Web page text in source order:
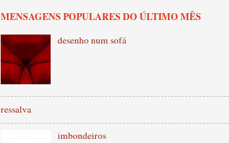
MENSAGENS POPULARES DO ÚLTIMO MÊS
desenho num sofá
ressalva
imbondeiros